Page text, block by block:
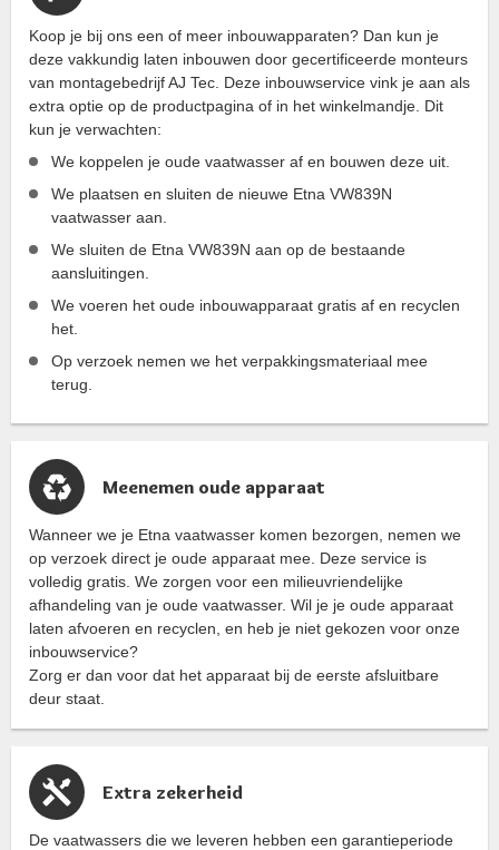
Koop je bij ons een of meer inbouwapparaten? Dan kun je
deze vakkundig laten inbouwen door gecertificeerde monteurs
van montagebedrijf AJ Tec. Deze inbouwservice vink je aan als
extra optie op de productpagina of in het winkelmandje. Dit
kun je verwachten:
We koppelen je oude vaatwasser af en bouwen deze uit.
We plaatsen en sluiten de nieuwe Etna VW839N
vaatwasser aan.
We sluiten de Etna VW839N aan op de bestaande
aansluitingen.
We voeren het oude inbouwapparaat gratis af en recyclen
het.
Op verzoek nemen we het verpakkingsmateriaal mee
terug.
Meenemen oude apparaat
Wanneer we je Etna vaatwasser komen bezorgen, nemen we
op verzoek direct je oude apparaat mee. Deze service is
volledig gratis. We zorgen voor een milieuvriendelijke
afhandeling van je oude vaatwasser. Wil je je oude apparaat
laten afvoeren en recyclen, en heb je niet gekozen voor onze
inbouwservice?
Zorg er dan voor dat het apparaat bij de eerste afsluitbare
deur staat.
Extra zekerheid
De vaatwassers die we leveren hebben een garantieperiode